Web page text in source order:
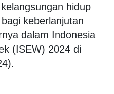
hidup
keberlanjutan
dalam Indonesia
(ISEW) 2024 di